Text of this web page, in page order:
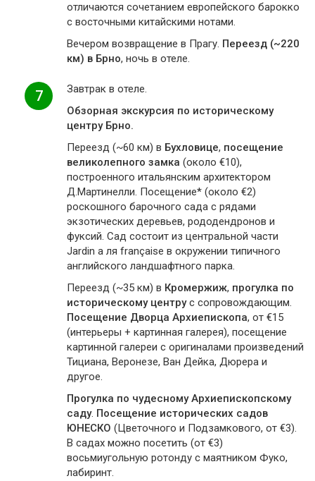
отличаются сочетанием европейского барокко
с восточными китайскими нотами.
Вечером возвращение в Прагу. Переезд (~220
км) в Брно, ночь в отеле.
7
Завтрак в отеле.
Обзорная экскурсия по историческому
центру Брно.
Переезд (~60 км) в Бухловице, посещение
великолепного замка (около €10),
построенного итальянским архитектором
Д.Мартинелли. Посещение* (около €2)
роскошного барочного сада с рядами
экзотических деревьев, рододендронов и
фуксий. Сад состоит из центральной части
Jardin а ля française в окружении типичного
английского ландшафтного парка.
Переезд (~35 км) в Кромержиж, прогулка по
историческому центрус сопровождающим.
Посещение Дворца Архиепископа, от €15
(интерьеры + картинная галерея), посещение
картинной галереи с оригиналами произведений
Тициана, Веронезе, Ван Дейка, Дюрера и
другое.
Прогулка по чудесному Архиепископскому
саду. Посещение исторических садов
ЮНЕСКО (Цветочного и Подзамкового, от €3).
В садах можно посетить (от €3)
восьмиугольную ротонду с маятником Фуко,
лабиринт.